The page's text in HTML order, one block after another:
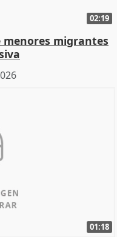
02:19
menores migrantes
01:18